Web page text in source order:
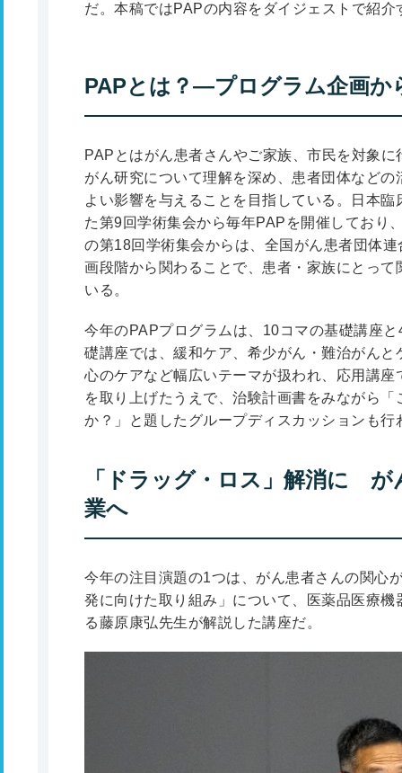
だ。本稿ではPAPの内容をダイジェストで紹介
PAPとは？―プログラム企画か
PAPとはがん患者さんやご家族、市民を対象
がん研究について理解を深め、患者団体など
よい影響を与えることを目指している。日本
た第9回学術集会から毎年PAPを開催しており
の第18回学術集会からは、全国がん患者団体
画段階から関わることで、患者・家族にとっ
いる。
今年のPAPプログラムは、10コマの基礎講座
礎講座では、緩和ケア、希少がん・難治がん
心のケアなど幅広いテーマが扱われ、応用講
を取り上げたうえで、治験計画書をみながら
か？」と題したグループディスカッションも行
「ドラッグ・ロス」解消に が
業へ
今年の注目演題の1つは、がん患者さんの関心
発に向けた取り組み」について、医薬品医療
る藤原康弘先生が解説した講座だ。